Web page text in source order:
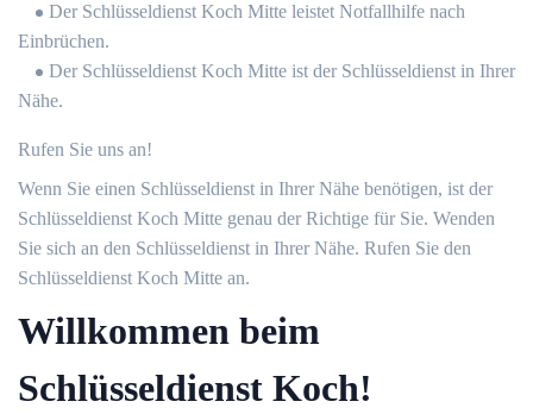
Der Schlüsseldienst Koch Mitte leistet Notfallhilfe nach
Einbrüchen.
Der Schlüsseldienst Koch Mitte ist der Schlüsseldienst in Ihrer
Nähe.
Rufen Sie uns an!
Wenn Sie einen Schlüsseldienst in Ihrer Nähe benötigen, ist der
Schlüsseldienst Koch Mitte genau der Richtige für Sie. Wenden
Sie sich an den Schlüsseldienst in Ihrer Nähe. Rufen Sie den
Schlüsseldienst Koch Mitte an.
Willkommen beim
Schlüsseldienst Koch!